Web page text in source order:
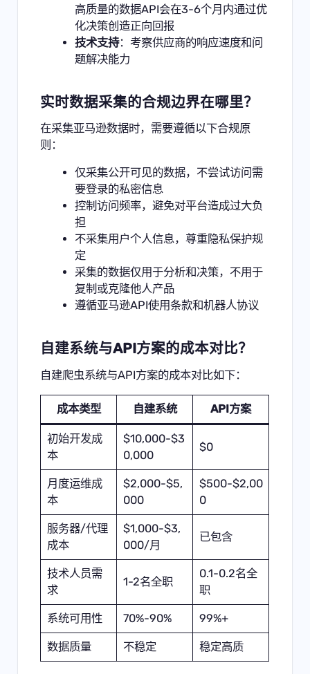
高质量的数据API会在3-6个月内通过优
化决策创造正向回报
技术支持：考察供应商的响应速度和问
题解决能力
实时数据采集的合规边界在哪里？
在采集亚马逊数据时，需要遵循以下合规原
则：
仅采集公开可见的数据，不尝试访问需
要登录的私密信息
控制访问频率，避免对平台造成过大负
担
不采集用户个人信息，尊重隐私保护规
定
采集的数据仅用于分析和决策，不用于
复制或克隆他人产品
遵循亚马逊API使用条款和机器人协议
自建系统与API方案的成本对比？
自建爬虫系统与API方案的成本对比如下：
成本类型 自建系统 API方案
初始开发成
本
$10,000-$3
0,000
$0
月度运维成
本
$2,000-$5,
000
$500-$2,00
0
服务器/代理
成本
$1,000-$3,
000/月
已包含
技术人员需
求
1-2名全职
0.1-0.2名全
职
系统可用性 70%-90% 99%+
数据质量 不稳定 稳定高质